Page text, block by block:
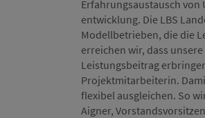
Erfahrungsaustausch
entwicklung. Die LBS
Modellbetrieben, die die
erreichen wir, dass
Leistungsbeitrag
Projektmitarbeiterin.
flexibel ausgleichen. So
Aigner,